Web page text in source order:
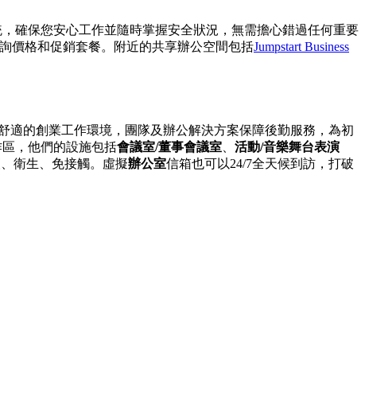
確保您安心工作並隨時掌握安全狀況，無需擔心錯過任何重要
價格和促銷套餐。附近的共享辦公空間包括Jumpstart Business
適的創業工作環境，團隊及辦公解決方案保障後勤服務，為初
，他們的設施包括會議室/董事會議室、 活動/音樂舞台表演
衛生、免接觸。虛擬辦公室信箱也可以24/7全天候到訪，打破